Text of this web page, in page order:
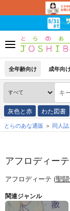
全年齢向け 成年向
灰色と赤 わた図書
とらのあな通販 同人誌
アフロディー
アフロディーテ (聖
関連ジャンル